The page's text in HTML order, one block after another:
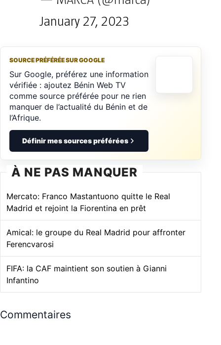
January 27, 2023
SOURCE PRÉFÉRÉE SUR GOOGLE
Sur Google, préférez une information
vérifiée : ajoutez Bénin Web TV
comme source préférée pour ne rien
manquer de l’actualité du Bénin et de
l’Afrique.
Définir mes sources préférées
À NE PAS MANQUER
Mercato: Franco Mastantuono quitte le Real
Madrid et rejoint la Fiorentina en prêt
Amical: le groupe du Real Madrid pour affronter
Ferencvarosi
FIFA: la CAF maintient son soutien à Gianni
Infantino
Commentaires